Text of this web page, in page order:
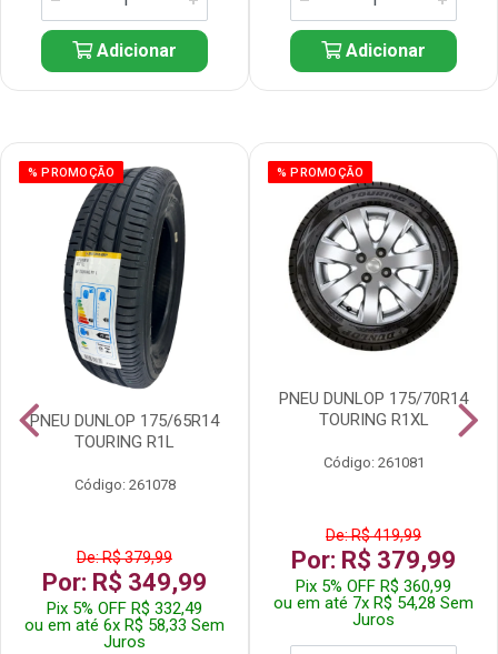
Adicionar Adicionar
% PROMOÇÃO
PNEU DUNLOP 175/65R14
TOURING R1L
Código: 261078
De: R$ 379,99
Por: R$ 349,99
Pix 5% OFF R$ 332,49
ou em até 6x R$ 58,33 Sem
Juros
% PROMOÇÃO
PNEU DUNLOP 175/70R14
TOURING R1XL
Código: 261081
De: R$ 419,99
Por: R$ 379,99
Pix 5% OFF R$ 360,99
ou em até 7x R$ 54,28 Sem
Juros